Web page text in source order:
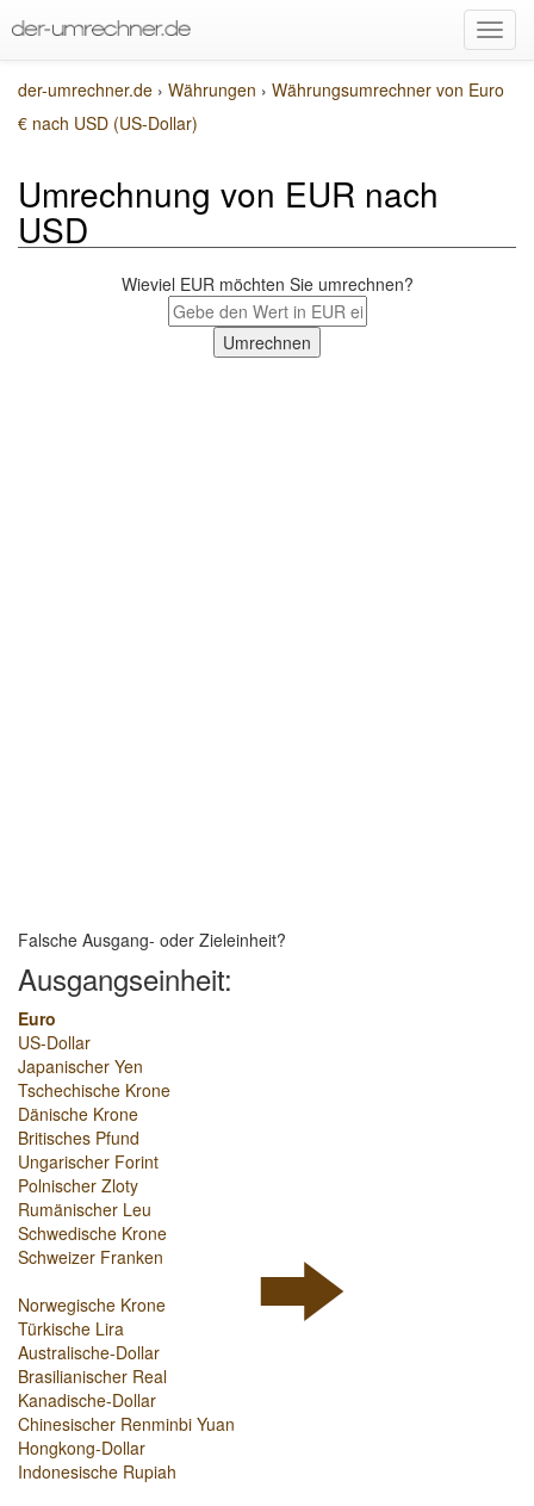
der-umrechner.de › Währungen › Währungsumrechner von Euro
€ nach USD (US-Dollar)
Umrechnung von EUR nach
USD
Wieviel EUR möchten Sie umrechnen?
Falsche Ausgang- oder Zieleinheit?
Ausgangseinheit:
Euro
US-Dollar
Japanischer Yen
Tschechische Krone
Dänische Krone
Britisches Pfund
Ungarischer Forint
Polnischer Zloty
Rumänischer Leu
Schwedische Krone
Schweizer Franken
Norwegische Krone
Türkische Lira
Australische-Dollar
Brasilianischer Real
Kanadische-Dollar
Chinesischer Renminbi Yuan
Hongkong-Dollar
Indonesische Rupiah